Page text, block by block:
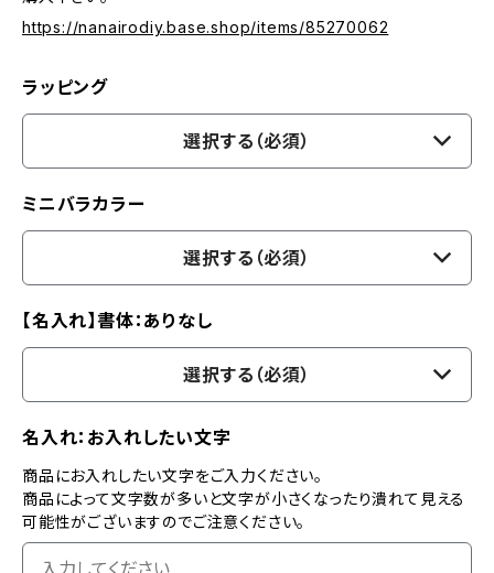
https://nanairodiy.base.shop/items/85270062
ラッピング
選択する（必須）
ミニバラカラー
選択する（必須）
【名入れ】書体：ありなし
選択する（必須）
名入れ：お入れしたい文字
商品にお入れしたい文字をご入力ください。
商品によって文字数が多いと文字が小さくなったり潰れて見える
可能性がございますのでご注意ください。